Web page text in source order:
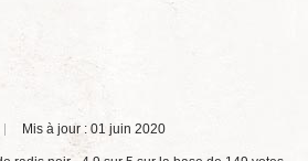
Mis à jour : 01 juin 2020